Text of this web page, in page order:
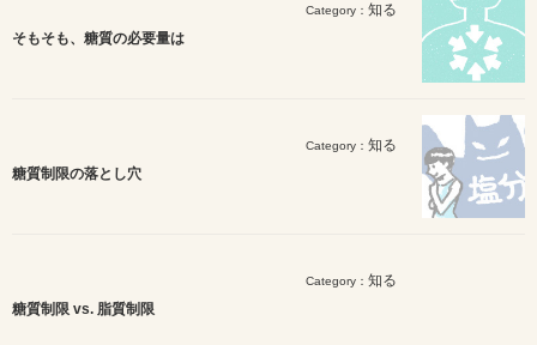
Category： 知る
そもそも、糖質の必要量は
Category： 知る
糖質制限の落とし穴
Category： 知る
糖質制限 vs. 脂質制限